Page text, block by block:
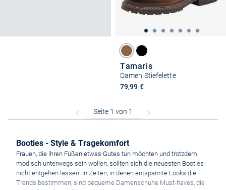
Tamaris
Damen Stiefelette
79,99 €
Booties - Style & Tragekomfort
Frauen, die ihren Füßen etwas Gutes tun möchten und trotzdem
modisch unterwegs sein wollen, sollten sich die neuesten Booties
nicht entgehen lassen. In Zeiten, in denen entspannte Looks die
Trends bestimmen, sind bequeme Damenschuhe Must-haves, die